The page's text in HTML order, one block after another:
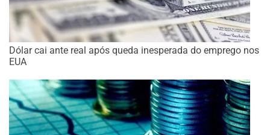
Dólar cai ante real após queda inesperada do emprego nos
EUA